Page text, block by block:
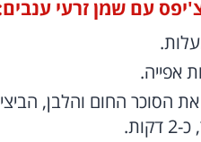
עם שמן זרעי
הסוכר החום והלבן,